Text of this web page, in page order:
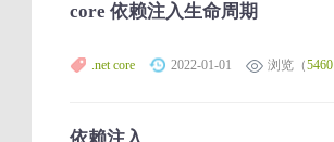
core 依赖注入生命周期
.net core 2022-01-01 浏览（5460